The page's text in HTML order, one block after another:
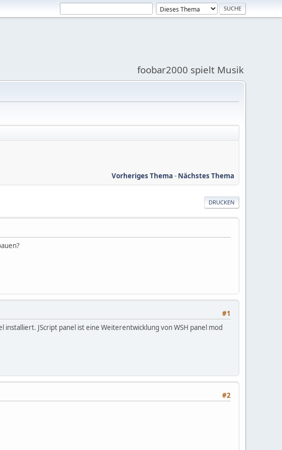
foobar2000 spielt Musik
Vorheriges Thema - Nächstes Thema
DRUCKEN
#1
installiert. JScript panel ist eine Weiterentwicklung von WSH panel mod
#2